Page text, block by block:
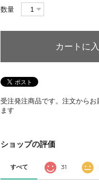
数量
カートに
受注発注商品です。注文からお
ます
ショップの評価
すべて 31